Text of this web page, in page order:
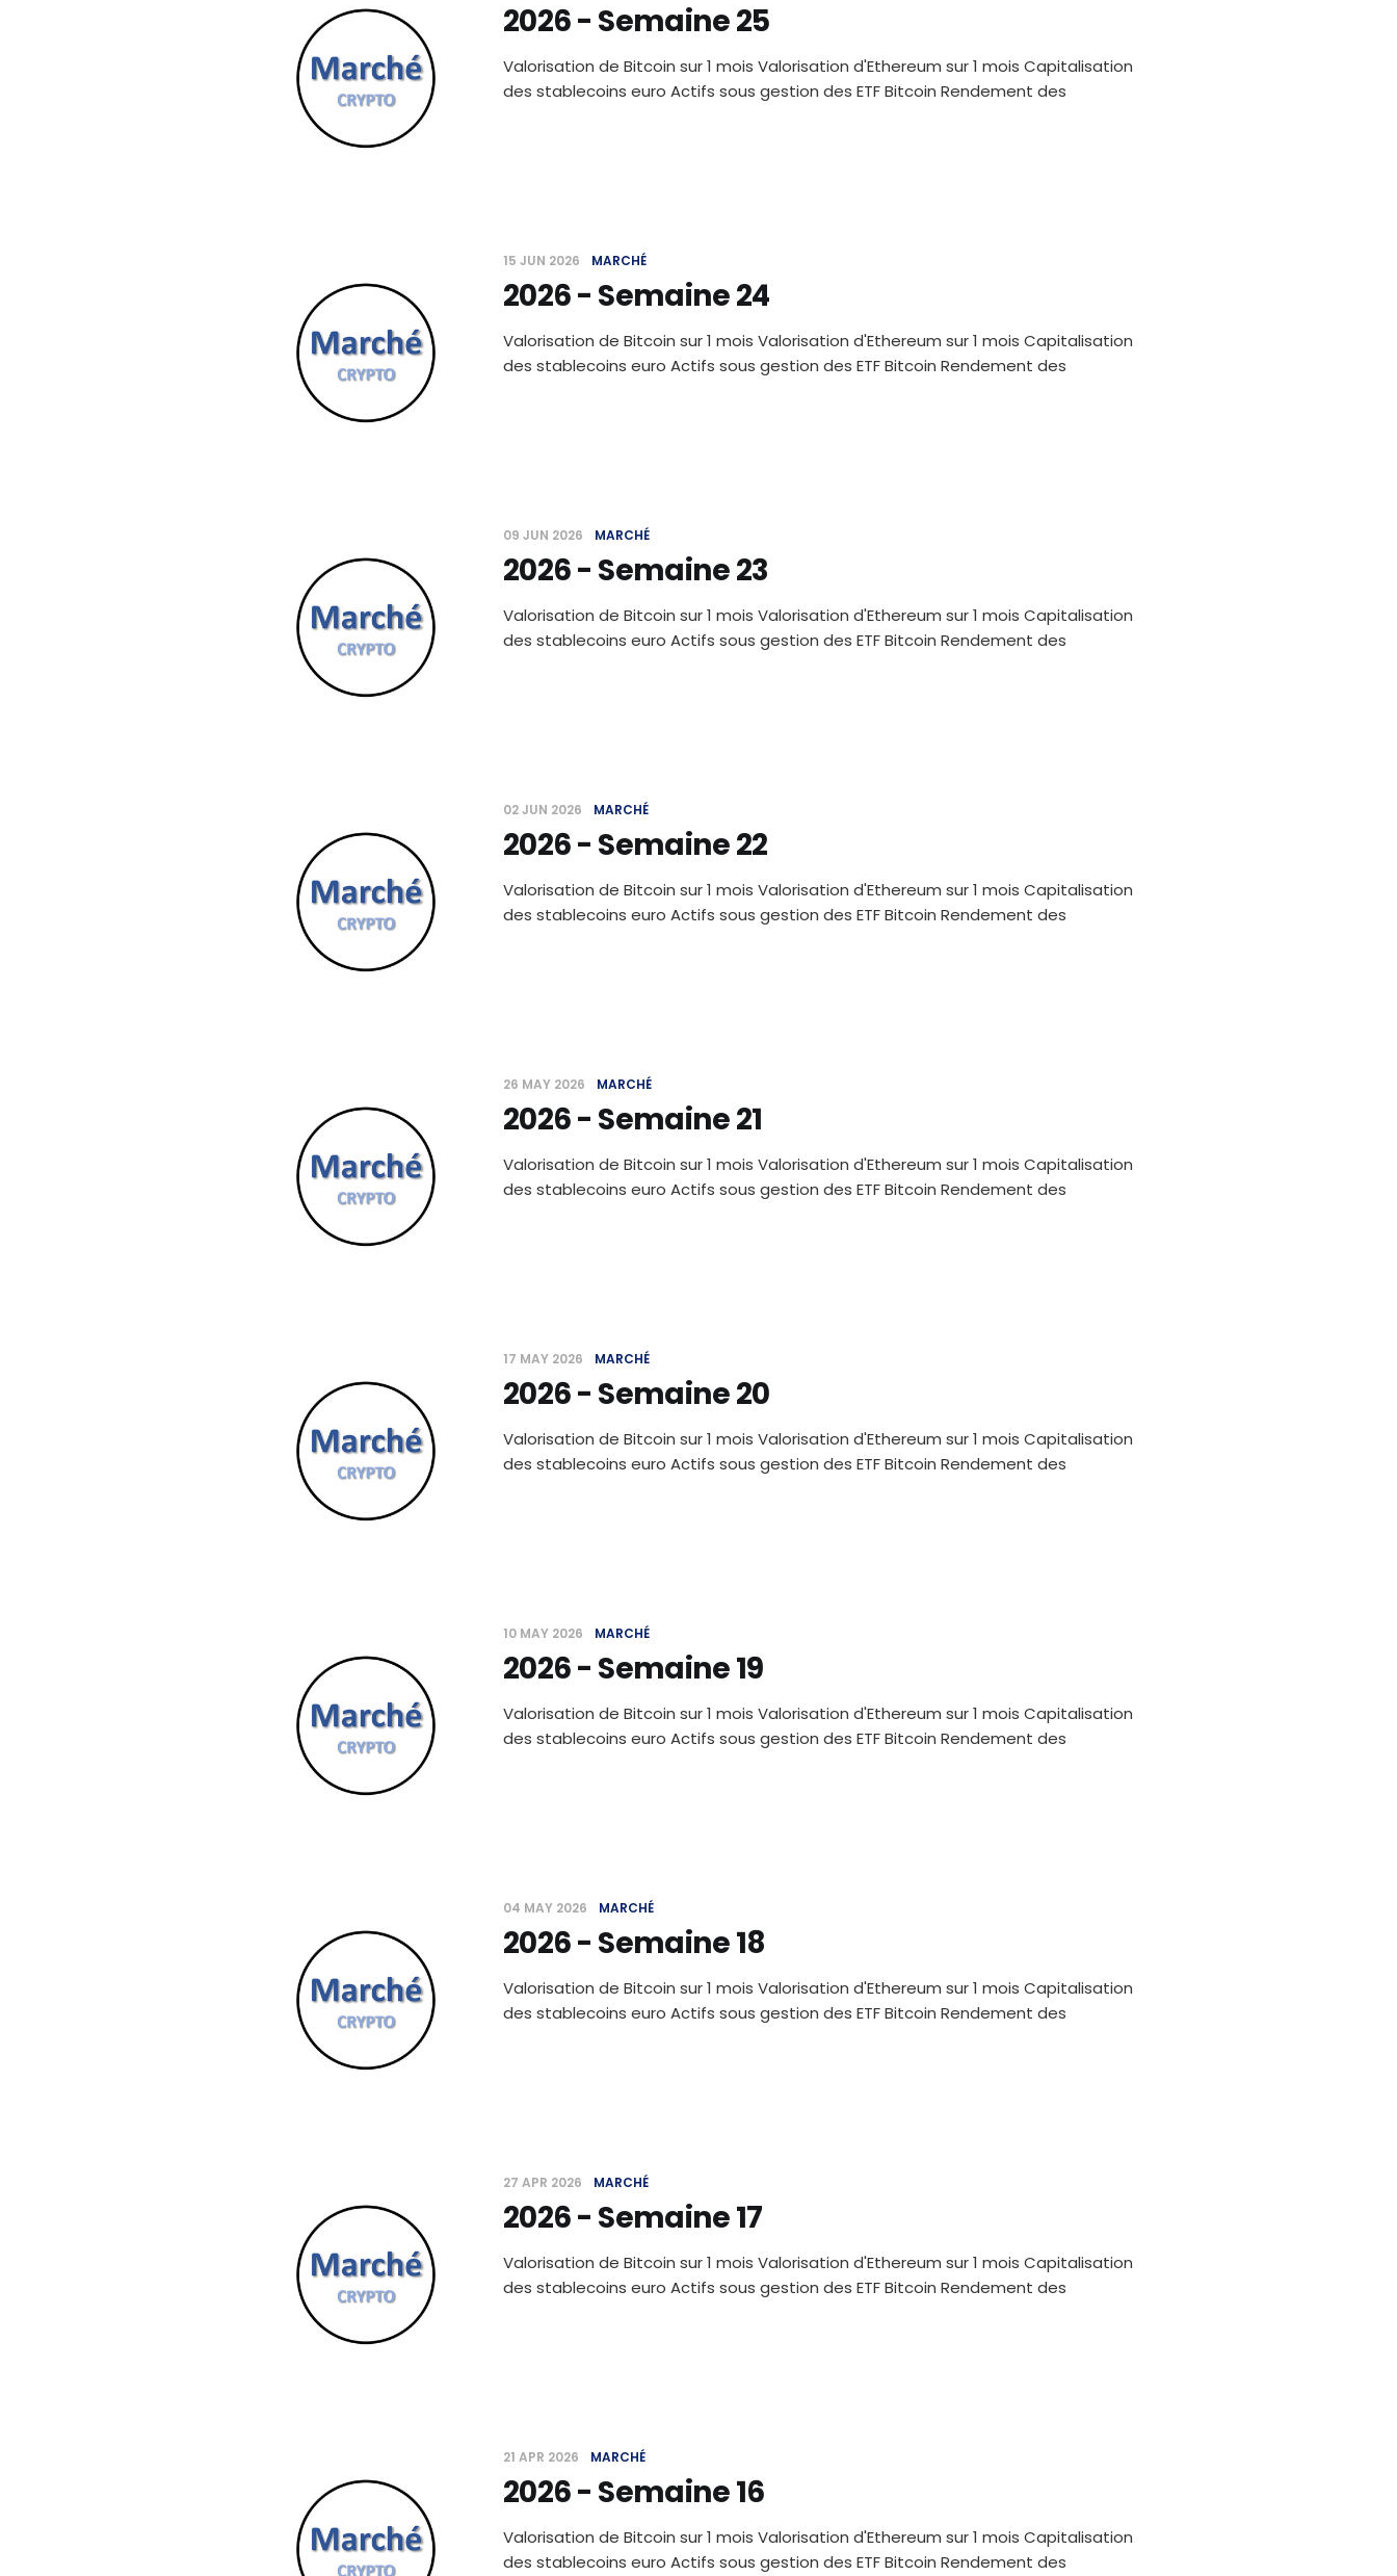
2026 - Semaine 25
Valorisation de Bitcoin sur 1 mois Valorisation d'Ethereum sur 1 mois Capitalisation
des stablecoins euro Actifs sous gestion des ETF Bitcoin Rendement des
15 JUN 2026 MARCHÉ
2026 - Semaine 24
Valorisation de Bitcoin sur 1 mois Valorisation d'Ethereum sur 1 mois Capitalisation
des stablecoins euro Actifs sous gestion des ETF Bitcoin Rendement des
09 JUN 2026 MARCHÉ
2026 - Semaine 23
Valorisation de Bitcoin sur 1 mois Valorisation d'Ethereum sur 1 mois Capitalisation
des stablecoins euro Actifs sous gestion des ETF Bitcoin Rendement des
02 JUN 2026 MARCHÉ
2026 - Semaine 22
Valorisation de Bitcoin sur 1 mois Valorisation d'Ethereum sur 1 mois Capitalisation
des stablecoins euro Actifs sous gestion des ETF Bitcoin Rendement des
26 MAY 2026 MARCHÉ
2026 - Semaine 21
Valorisation de Bitcoin sur 1 mois Valorisation d'Ethereum sur 1 mois Capitalisation
des stablecoins euro Actifs sous gestion des ETF Bitcoin Rendement des
17 MAY 2026 MARCHÉ
2026 - Semaine 20
Valorisation de Bitcoin sur 1 mois Valorisation d'Ethereum sur 1 mois Capitalisation
des stablecoins euro Actifs sous gestion des ETF Bitcoin Rendement des
10 MAY 2026 MARCHÉ
2026 - Semaine 19
Valorisation de Bitcoin sur 1 mois Valorisation d'Ethereum sur 1 mois Capitalisation
des stablecoins euro Actifs sous gestion des ETF Bitcoin Rendement des
04 MAY 2026 MARCHÉ
2026 - Semaine 18
Valorisation de Bitcoin sur 1 mois Valorisation d'Ethereum sur 1 mois Capitalisation
des stablecoins euro Actifs sous gestion des ETF Bitcoin Rendement des
27 APR 2026 MARCHÉ
2026 - Semaine 17
Valorisation de Bitcoin sur 1 mois Valorisation d'Ethereum sur 1 mois Capitalisation
des stablecoins euro Actifs sous gestion des ETF Bitcoin Rendement des
21 APR 2026 MARCHÉ
2026 - Semaine 16
Valorisation de Bitcoin sur 1 mois Valorisation d'Ethereum sur 1 mois Capitalisation
des stablecoins euro Actifs sous gestion des ETF Bitcoin Rendement des